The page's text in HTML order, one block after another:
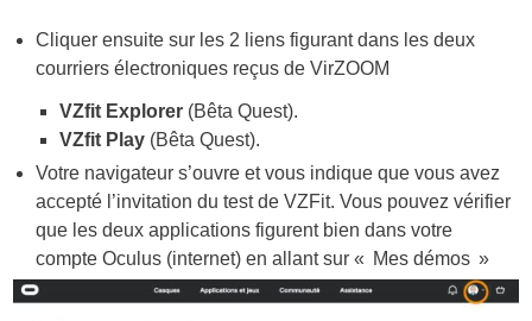
Cliquer ensuite sur les 2 liens figurant dans les deux
courriers électroniques reçus de VirZOOM
VZfit Explorer(Bêta Quest).
VZfit Play(Bêta Quest).
Votre navigateur s’ouvre et vous indique que vous avez
accepté l’invitation du test de VZFit. Vous pouvez vérifier
que les deux applications figurent bien dans votre
compte Oculus (internet) en allant sur « Mes démos »